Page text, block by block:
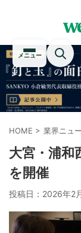
メニュー
HOME > 業界ニュ
大宮・浦和
を開催
投稿日： 2026年2